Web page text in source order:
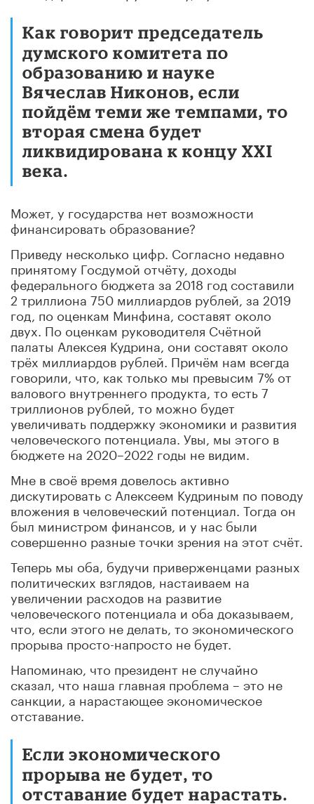
Как говорит председатель
думского комитета по
образованию и науке
Вячеслав Никонов, если
пойдём теми же темпами, то
вторая смена будет
ликвидирована к концу XXI
века.
Может, у государства нет возможности
финансировать образование?
Приведу несколько цифр. Согласно недавно
принятому Госдумой отчёту, доходы
федерального бюджета за 2018 год составили
2 триллиона 750 миллиардов рублей, за 2019
год, по оценкам Минфина, составят около
двух. По оценкам руководителя Счётной
палаты Алексея Кудрина, они составят около
трёх миллиардов рублей. Причём нам всегда
говорили, что, как только мы превысим 7% от
валового внутреннего продукта, то есть 7
триллионов рублей, то можно будет
увеличивать поддержку экономики и развития
человеческого потенциала. Увы, мы этого в
бюджете на 2020–2022 годы не видим.
Мне в своё время довелось активно
дискутировать с Алексеем Кудриным по поводу
вложения в человеческий потенциал. Тогда он
был министром финансов, и у нас были
совершенно разные точки зрения на этот счёт.
Теперь мы оба, будучи приверженцами разных
политических взглядов, настаиваем на
увеличении расходов на развитие
человеческого потенциала и оба доказываем,
что, если этого не делать, то экономического
прорыва просто-напросто не будет.
Напоминаю, что президент не случайно
сказал, что наша главная проблема – это не
санкции, а нарастающее экономическое
отставание.
Если экономического
прорыва не будет, то
отставание будет нарастать.